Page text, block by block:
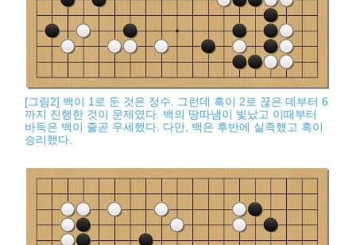
[그림2] 백이 1로 둔 것은 정수. 그런데 흑이 2로 끊은 데부터 6
까지 진행한 것이 문제였다. 백의 땅따냄이 빛났고 이때부터
바둑은 백이 줄곧 우세했다. 다만, 백은 후반에 실족했고 흑이
승리했다.